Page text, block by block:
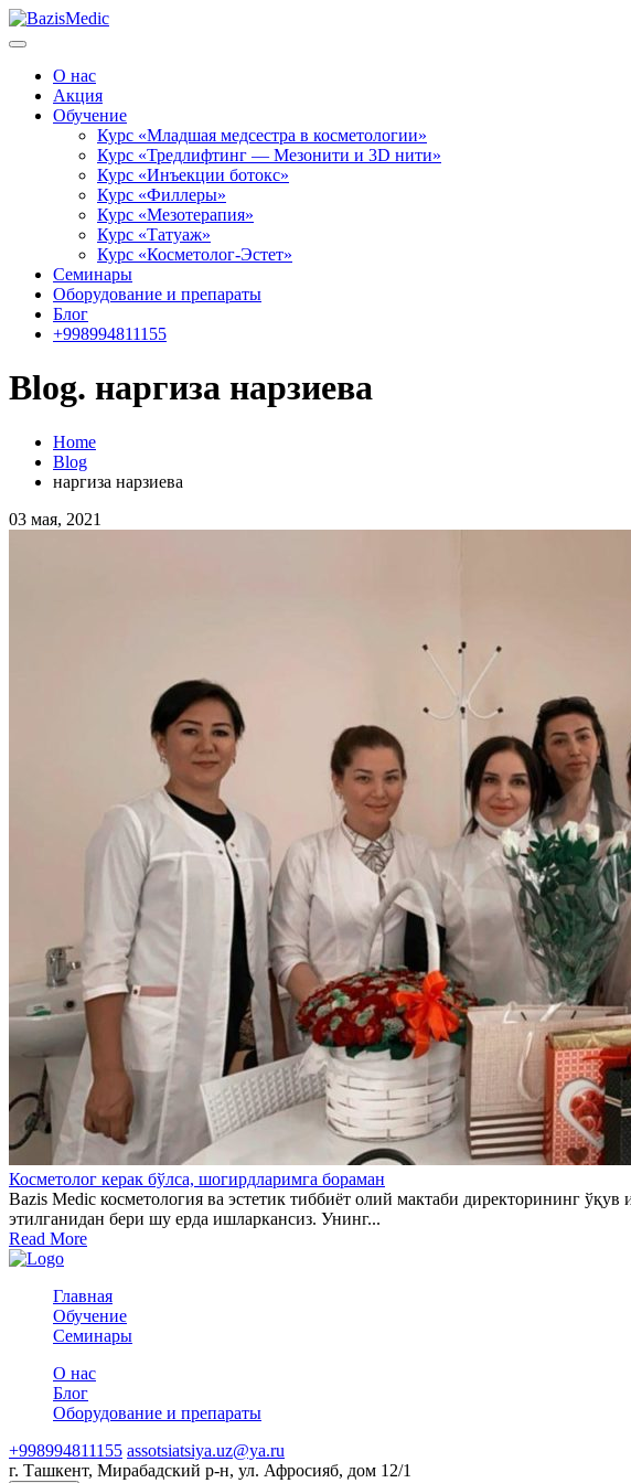
О нас
Акция
Обучение
Курс «Младшая медсестра в косметологии»
Курс «Тредлифтинг — Мезонити и 3D нити»
Курс «Инъекции ботокс»
Курс «Филлеры»
Курс «Мезотерапия»
Курс «Татуаж»
Курс «Косметолог-Эстет»
Семинары
Оборудование и препараты
Блог
+998994811155
Blog. наргиза нарзиева
Home
Blog
наргиза нарзиева
03 мая, 2021
Косметолог керак бўлса, шогирдларимга бораман
Bazis Medic косметология ва эстетик тиббиёт олий мактаби директорининг
этилганидан бери шу ерда ишларкансиз. Унинг...
Read More
Главная
Обучение
Семинары
О нас
Блог
Оборудование и препараты
+998994811155 assotsiatsiya.uz@ya.ru
г. Ташкент, Мирабадский р-н, ул. Афросияб, дом 12/1